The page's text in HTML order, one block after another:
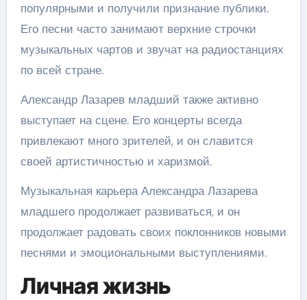
популярными и получили признание публики.
Его песни часто занимают верхние строчки
музыкальных чартов и звучат на радиостанциях
по всей стране.
Александр Лазарев младший также активно
выступает на сцене. Его концерты всегда
привлекают много зрителей, и он славится
своей артистичностью и харизмой.
Музыкальная карьера Александра Лазарева
младшего продолжает развиваться, и он
продолжает радовать своих поклонников новыми
песнями и эмоциональными выступлениями.
Личная жизнь